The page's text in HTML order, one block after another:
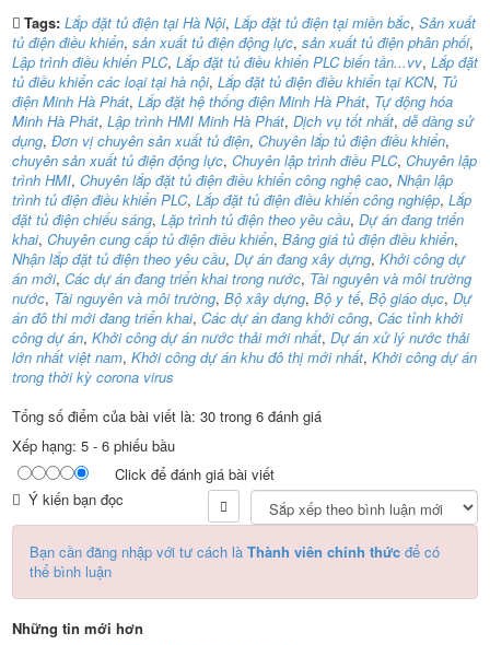
Tags: Lắp đặt tủ điện tại Hà Nội, Lắp đặt tủ điện tại miền bắc, Sản xuất
tủ điện điều khiển, sản xuất tủ điện động lực, sản xuất tủ điện phân phối,
Lập trình điều khiển PLC, Lắp đặt tủ điều khiển PLC biến tần...vv, Lắp đặt
tủ điều khiển các loại tại hà nội, Lắp đặt tủ điện điều khiển tại KCN, Tủ
điện Minh Hà Phát, Lắp đặt hệ thống điện Minh Hà Phát, Tự động hóa
Minh Hà Phát, Lập trình HMI Minh Hà Phát, Dịch vụ tốt nhất, dễ dàng sử
dụng, Đơn vị chuyên sản xuất tủ điện, Chuyên lắp tủ điện điều khiển,
chuyên sản xuất tủ điện động lực, Chuyên lập trình điều PLC, Chuyên lập
trình HMI, Chuyên lắp đặt tủ điện điều khiển công nghệ cao, Nhận lập
trình tủ điện điều khiển PLC, Lắp đặt tủ điện điều khiển công nghiệp, Lắp
đặt tủ điện chiếu sáng, Lặp trình tủ điện theo yêu cầu, Dự án đang triển
khai, Chuyên cung cấp tủ điện điều khiển, Bảng giá tủ điện điều khiển,
Nhận lắp đặt tủ điện theo yêu cầu, Dự án đang xây dựng, Khởi công dự
án mới, Các dự án đang triển khai trong nước, Tài nguyên và môi trường
nước, Tài nguyên và môi trường, Bộ xây dựng, Bộ y tế, Bộ giáo dục, Dự
án đô thi mới đang triển khai, Các dự án đang khởi công, Các tỉnh khởi
công dự án, Khởi công dự án nước thải mới nhất, Dự án xử lý nước thải
lớn nhất việt nam, Khởi công dự án khu đô thị mới nhất, Khởi công dự án
trong thời kỳ corona virus
Tổng số điểm của bài viết là: 30 trong 6 đánh giá
Xếp hạng: 5 - 6 phiếu bầu
Click để đánh giá bài viết
Ý kiến bạn đọc
Bạn cần đăng nhập với tư cách là Thành viên chính thức để có
thể bình luận
Những tin mới hơn